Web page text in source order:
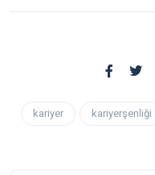
kariyer kariyerşenliği